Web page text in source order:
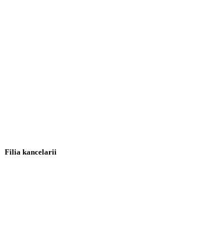
Filia kancelarii